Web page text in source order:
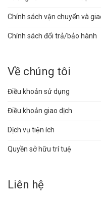
Chính sách vận chuyển và
Chính sách đổi trả/bảo hành
Về chúng tôi
Điều khoản sử dụng
Điều khoản giao dịch
Dịch vụ tiện ích
Quyền sở hữu trí tuệ
Liên hệ